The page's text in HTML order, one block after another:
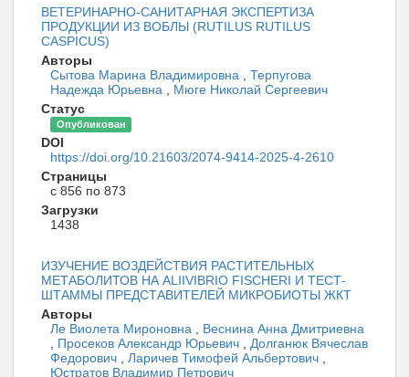
ВЕТЕРИНАРНО-САНИТАРНАЯ ЭКСПЕРТИЗА
ПРОДУКЦИИ ИЗ ВОБЛЫ (RUTILUS RUTILUS
CASPICUS)
Авторы
Сытова Марина Владимировна
Терпугова
Надежда Юрьевна
Мюге Николай Сергеевич
Статус
Опубликован
DOI
https://doi.org/10.21603/2074-9414-2025-4-2610
Страницы
с 856 по 873
Загрузки
1438
ИЗУЧЕНИЕ ВОЗДЕЙСТВИЯ РАСТИТЕЛЬНЫХ
МЕТАБОЛИТОВ НА ALIIVIBRIO FISCHERI И ТЕСТ-
ШТАММЫ ПРЕДСТАВИТЕЛЕЙ МИКРОБИОТЫ ЖКТ
Авторы
Ле Виолета Мироновна
Веснина Анна Дмитриевна
Просеков Александр Юрьевич
Долганюк Вячеслав
Федорович
Ларичев Тимофей Альбертович
Юстратов Владимир Петрович